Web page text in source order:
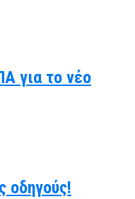
για το νέο
οδηγούς!